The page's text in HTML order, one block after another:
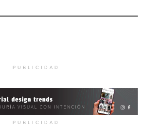
PUBLICIDAD
PUBLICIDAD